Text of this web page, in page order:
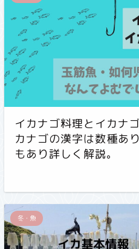
イカナゴ料理とイカナ
カナゴの漢字は数種あ
もあり詳しく解説。
冬・魚